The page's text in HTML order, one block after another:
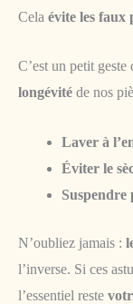
Cela évite les faux
C’est un petit geste
longévité de nos
Laver à
Éviter le
Suspendre
N’oubliez jamais :
l’inverse. Si ces
l’essentiel reste